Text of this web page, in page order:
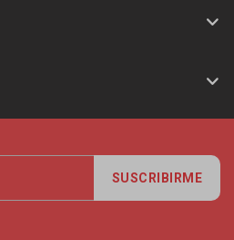
SUSCRIBIRME